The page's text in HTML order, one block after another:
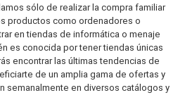
sólo de realizar la compra familiar
productos como ordenadores o
en tiendas de informática o menaje
es conocida por tener tiendas únicas
encontrar las últimas tendencias de
de un amplia gama de ofertas y
semanalmente en diversos catálogos y